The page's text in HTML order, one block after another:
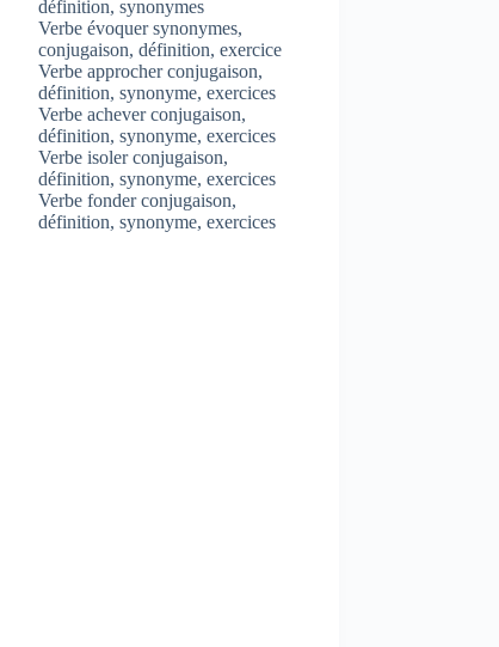
définition, synonymes
Verbe évoquer synonymes,
conjugaison, définition, exercice
Verbe approcher conjugaison,
définition, synonyme, exercices
Verbe achever conjugaison,
définition, synonyme, exercices
Verbe isoler conjugaison,
définition, synonyme, exercices
Verbe fonder conjugaison,
définition, synonyme, exercices